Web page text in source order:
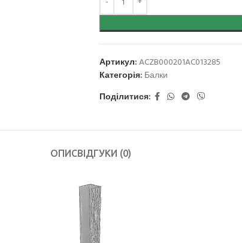
Артикул:ACZB000201AC013285
Категорія: Балки
Поділитися:
ОПИСВІДГУКИ (0)